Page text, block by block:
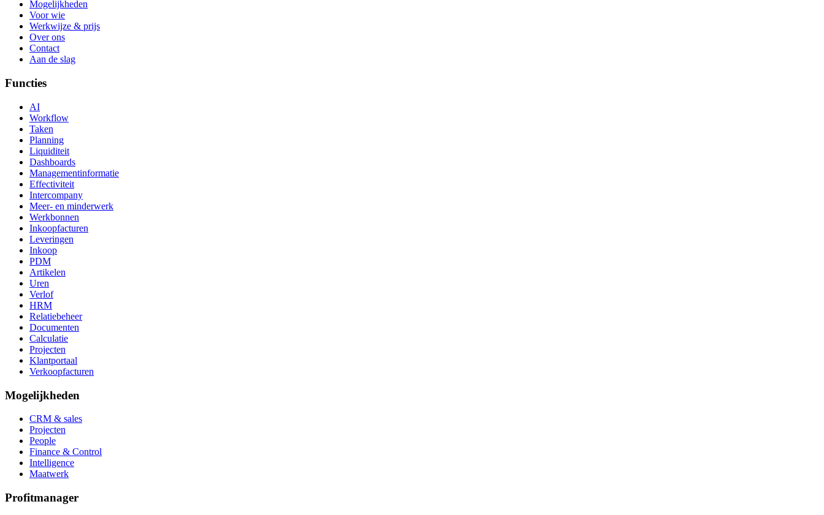
Mogelijkheden
Voor wie
Werkwijze & prijs
Over ons
Contact
Aan de slag
Functies
AI
Workflow
Taken
Planning
Liquiditeit
Dashboards
Managementinformatie
Effectiviteit
Intercompany
Meer- en minderwerk
Werkbonnen
Inkoopfacturen
Leveringen
Inkoop
PDM
Artikelen
Uren
Verlof
HRM
Relatiebeheer
Documenten
Calculatie
Projecten
Klantportaal
Verkoopfacturen
Mogelijkheden
CRM & sales
Projecten
People
Finance & Control
Intelligence
Maatwerk
Profitmanager